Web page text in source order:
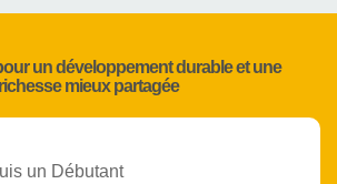
un développement durable et une
richesse mieux partagée
un Débutant